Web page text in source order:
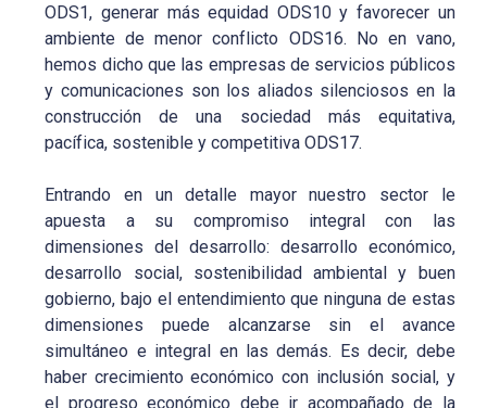
ODS1, generar más equidad ODS10 y favorecer un
ambiente de menor conflicto ODS16. No en vano,
hemos dicho que las empresas de servicios públicos
y comunicaciones son los aliados silenciosos en la
construcción de una sociedad más equitativa,
pacífica, sostenible y competitiva ODS17.
Entrando en un detalle mayor nuestro sector le
apuesta a su compromiso integral con las
dimensiones del desarrollo: desarrollo económico,
desarrollo social, sostenibilidad ambiental y buen
gobierno, bajo el entendimiento que ninguna de estas
dimensiones puede alcanzarse sin el avance
simultáneo e integral en las demás. Es decir, debe
haber crecimiento económico con inclusión social, y
el progreso económico debe ir acompañado de la